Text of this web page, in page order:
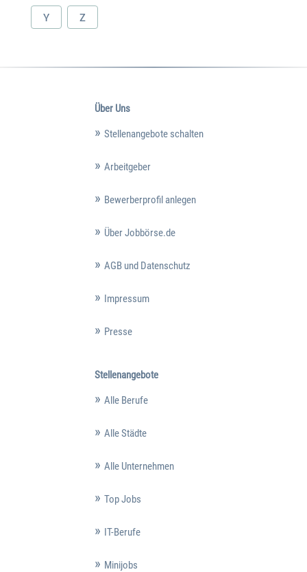
Y Z
Über Uns
Stellenangebote schalten
Arbeitgeber
Bewerberprofil anlegen
Über Jobbörse.de
AGB und Datenschutz
Impressum
Presse
Stellenangebote
Alle Berufe
Alle Städte
Alle Unternehmen
Top Jobs
IT-Berufe
Minijobs